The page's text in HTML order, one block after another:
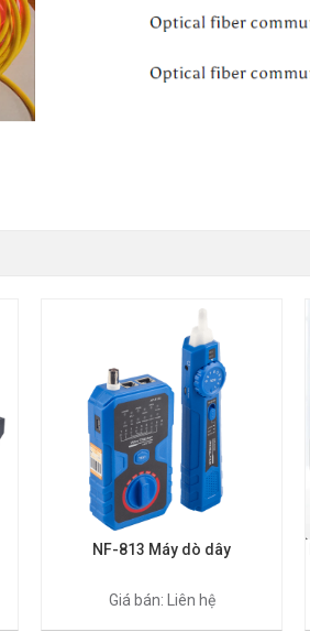
NF-813 Máy dò dây
Giá bán: Liên hệ